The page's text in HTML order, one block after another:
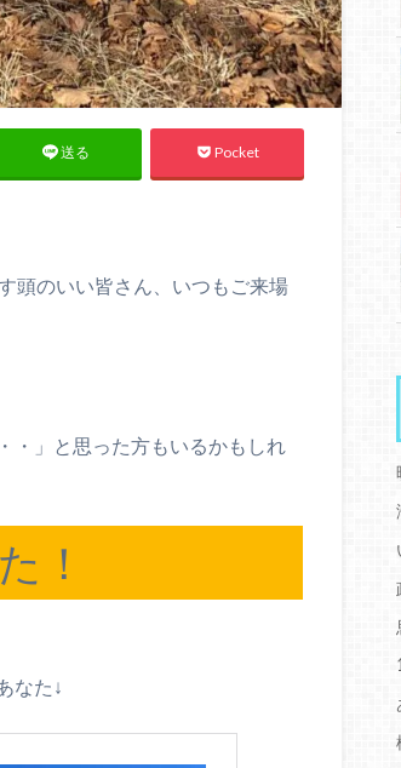
送る Pocket
頭のいい皆さん、いつもご来場
・」と思った方もいるかもしれ
！
なた↓